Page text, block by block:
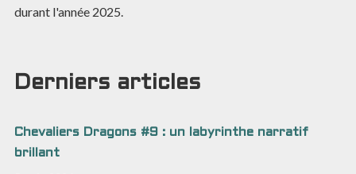
durant l'année 2025.
Derniers articles
Chevaliers Dragons #9 : un labyrinthe narratif
brillant